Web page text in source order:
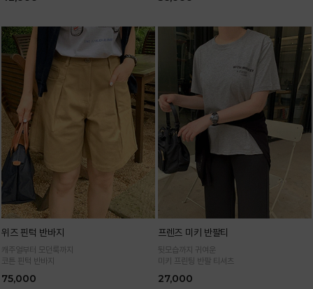
위즈 핀턱 반바지
캐주얼부터 모던룩까지
코튼 핀턱 반바지
75,000
프렌즈 미키 반팔티
뒷모습까지 귀여운
미키 프린팅 반팔 티셔츠
27,000